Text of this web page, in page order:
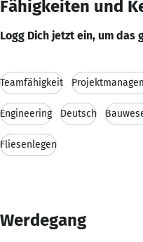
Fähigkeiten und
Logg Dich jetzt ein, um das
Teamfähigkeit
Engineering Deutsch
Fliesenlegen
Werdegang